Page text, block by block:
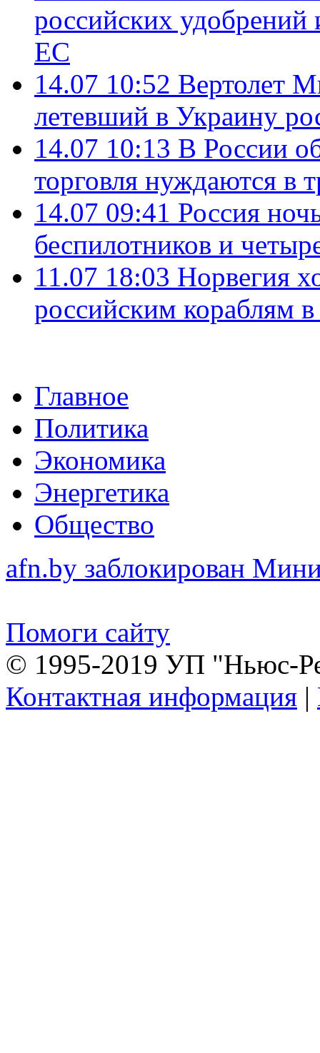
российских
ЕС
14.07 10:52 Вертолет
летевший в Украину
14.07 10:13 В России
торговля нуждаются в
14.07 09:41 Россия
беспилотников и
11.07 18:03 Норвегия
российским кораблям
Главное
Политика
Экономика
Энергетика
Общество
afn.by заблокирован
Помоги сайту
© 1995-2019 УП "Ньюс-
Контактная информация |